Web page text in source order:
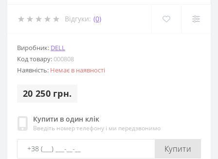
Відгуки: (0)
Виробник: DELL
Код товару:000808
Наявність: Немає в наявності
20 250 грн.
Купити в один клік
Введіть номер телефону і ми передзвонимо
Купити